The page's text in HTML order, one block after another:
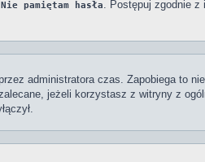
Nie pamiętam hasła. Postępuj zgodnie z
administratora czas. Zapobiega to
jeżeli korzystasz z witryny z